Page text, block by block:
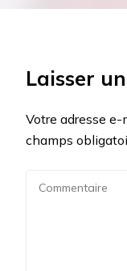
Laisser
Votre adresse e-
champs